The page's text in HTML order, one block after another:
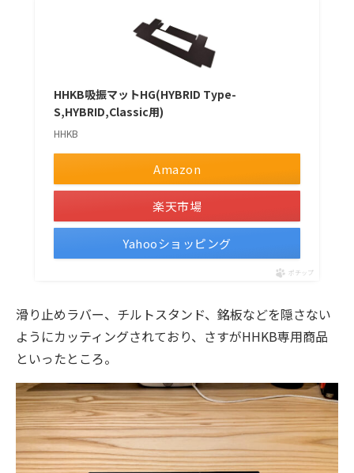
HHKB吸振マットHG(HYBRID Type-
S,HYBRID,Classic用)
HHKB
Amazon
楽天市場
Yahooショッピング
ポチップ
滑り止めラバー、チルトスタンド、銘板などを隠さない
ようにカッティングされており、さすがHHKB専用商品
といったところ。